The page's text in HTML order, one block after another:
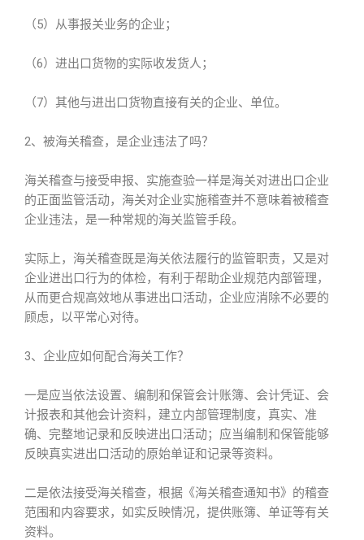
（5）从事报关业务的企业；
（6）进出口货物的实际收发货人；
（7）其他与进出口货物直接有关的企业、单位。
2、被海关稽查，是企业违法了吗？
海关稽查与接受申报、实施查验一样是海关对进出口企业
的正面监管活动，海关对企业实施稽查并不意味着被稽查
企业违法，是一种常规的海关监管手段。
实际上，海关稽查既是海关依法履行的监管职责，又是对
企业进出口行为的体检，有利于帮助企业规范内部管理，
从而更合规高效地从事进出口活动，企业应消除不必要的
顾虑，以平常心对待。
3、企业应如何配合海关工作？
一是应当依法设置、编制和保管会计账簿、会计凭证、会
计报表和其他会计资料，建立内部管理制度，真实、准
确、完整地记录和反映进出口活动；应当编制和保管能够
反映真实进出口活动的原始单证和记录等资料。
二是依法接受海关稽查，根据《海关稽查通知书》的稽查
范围和内容要求，如实反映情况，提供账簿、单证等有关
资料。